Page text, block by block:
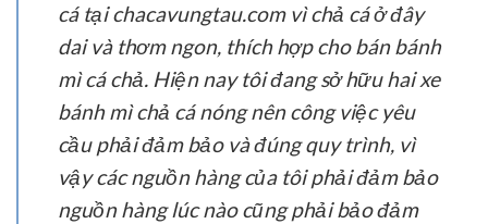
cá tại chacavungtau.com vì chả cá ở đây
dai và thơm ngon, thích hợp cho bán bánh
mì cá chả. Hiện nay tôi đang sở hữu hai xe
bánh mì chả cá nóng nên công việc yêu
cầu phải đảm bảo và đúng quy trình, vì
vậy các nguồn hàng của tôi phải đảm bảo
nguồn hàng lúc nào cũng phải bảo đảm